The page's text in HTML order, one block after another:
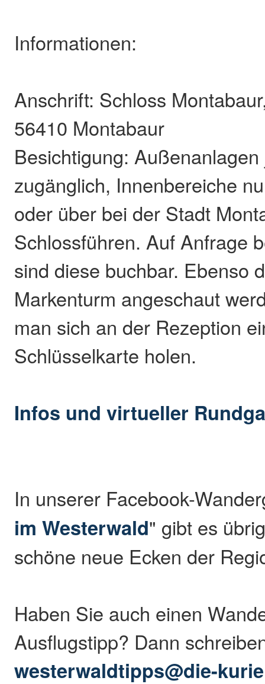
Informationen:
Anschrift: Schloss
56410 Montabaur
Besichtigung:
zugänglich, Innenbereiche
oder über bei der Stadt
Schlossführen. Auf Anfrage
sind diese buchbar. Ebenso
Markenturm angeschaut
man sich an der Rezeption
Schlüsselkarte holen.
Infos und virtueller
In unserer Facebook-
im Westerwald" gibt es
schöne neue Ecken der
Haben Sie auch einen
Ausflugstipp? Dann
westerwaldtipps@die-